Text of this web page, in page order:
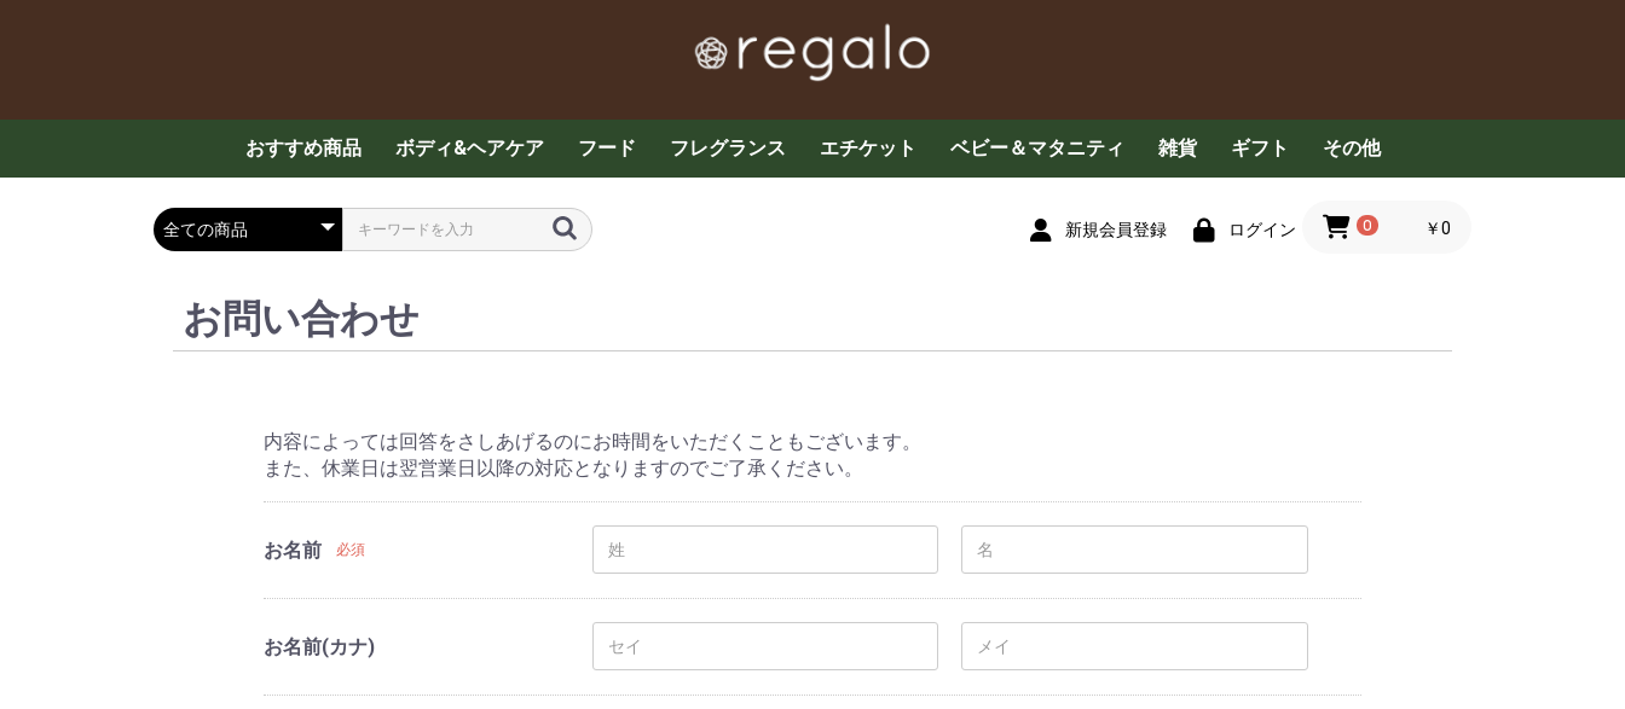
おすすめ商品 ボディ&ヘアケア
スキンケア
ハンド・ボディケア
メンズケア
ヘアケア
入浴剤
フード
お茶・コーヒー各種
グラノーラ・ドライフ
ルーツ
その他フード
お菓子
プロテイン・サプリメ
ント
ザクロ
はちみつ
フレグランス エチケット ベビー＆マタニティ 雑貨 ギフト その他
新規会員登録 ログイン 0 ￥0
お問い合わせ
内容によっては回答をさしあげるのにお時間をいただくこともございます。
また、休業日は翌営業日以降の対応となりますのでご了承ください。
お名前 必須
お名前(カナ)